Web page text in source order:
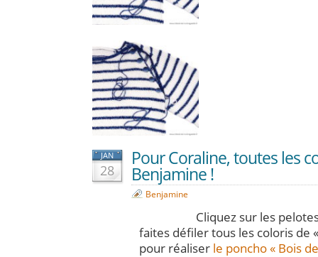
JAN
28
Pour Coraline, toutes les
Benjamine !
Benjamine
Cliquez sur les
faites défiler tous les coloris de
pour réaliser le poncho « Bois